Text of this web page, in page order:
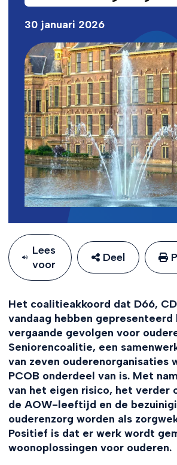
30 januari 2026
Lees
voor
Deel
Het coalitieakkoord dat D66,
vandaag hebben gepresenteerd
vergaande gevolgen voor
Seniorencoalitie, een
van zeven ouderenorganisaties
PCOB onderdeel van is. Met
van het eigen risico, het verder
de AOW-leeftijd en de
ouderenzorg worden als
Positief is dat er werk wordt
woonoplossingen voor ouderen.